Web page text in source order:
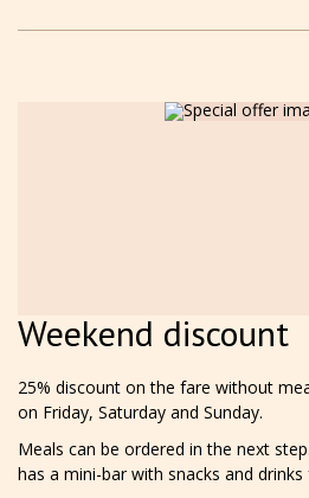
Weekend discount
25% discount on the fare without
on Friday, Saturday and Sunday.
Meals can be ordered in the next
has a mini-bar with snacks and